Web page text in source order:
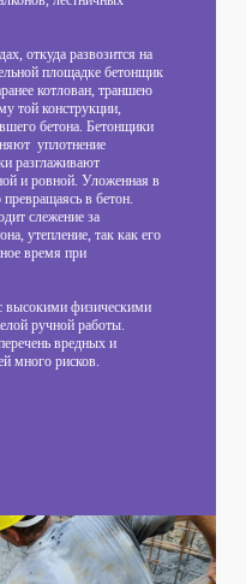
откуда развозится на
площадке бетонщик
котлован, траншею
той конструкции,
бетона. Бетонщики
уплотнение
разглаживают
и ровной. Уложенная в
в бетон.
слежение за
утепление, так как его
время при
высокими физическими
ручной работы.
вредных и
много рисков.